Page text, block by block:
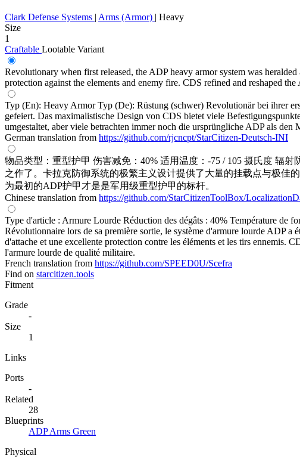
Clark Defense Systems | Arms (Armor) | Heavy
Size
1
Craftable Lootable Variant
Revolutionary when first released, the ADP heavy armor system was
protection against the elements and enemy fire. CDS refined and reshaped
Typ (En): Heavy Armor Typ (De): Rüstung (schwer) Revolutionär bei ihrer
gefeiert. Das maximalistische Design von CDS bietet viele
umgestaltet, aber viele betrachten immer noch die ursprüngliche ADP als den
German translation from https://github.com/rjcncpt/StarCitizen-Deutsch-INI
物品类型：重型护甲 伤害减免：40% 适用温度：-75 / 105 摄氏度 辐
之作了。卡拉克防御系统的极繁主义设计提供了大量的挂载点与极佳
为最初的ADP护甲才是是军用级重型护甲的标杆。
Chinese translation from https://github.com/StarCitizenToolBox/
Type d'article : Armure Lourde Réduction des dégâts : 40% Température de
Révolutionnaire lors de sa première sortie, le système d'armure lourde ADP
d'attache et une excellente protection contre les éléments et les tirs ennemis.
l'armure lourde de qualité militaire.
French translation from https://github.com/SPEED0U/Scefra
Find on starcitizen.tools
Fitment
Grade
-
Size
1
Links
Ports
-
Related
28
Blueprints
ADP Arms Green
Physical